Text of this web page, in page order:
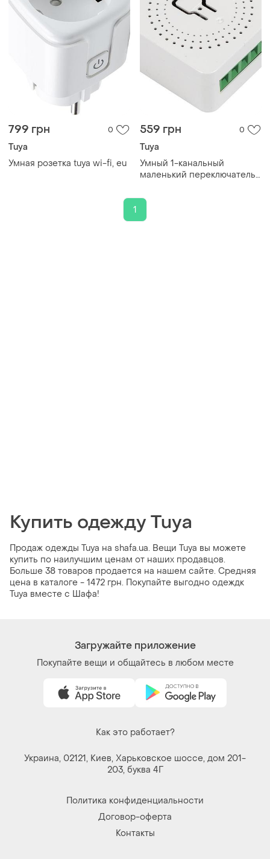
799 грн 0
Tuya
Умная розетка tuya wi-fi, eu
559 грн 0
Tuya
Умный 1-канальный
маленький переключатель
1
Купить одежду Tuya
Продаж одежды Tuya на shafa.ua. Вещи Tuya вы можете
купить по наилучшим ценам от наших продавцов.
Больше 38 товаров продается на нашем сайте. Средняя
цена в каталоге - 1472 грн. Покупайте выгодно одеждк
Tuya вместе с Шафа!
Загружайте приложение
Покупайте вещи и общайтесь в любом месте
Как это работает?
Украина, 02121, Киев, Харьковское шоссе, дом 201-
203, буква 4Г
Политика конфиденциальности
Договор-оферта
Контакты